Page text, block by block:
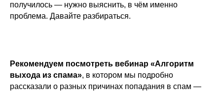
получилось — нужно выяснить, в чём именно
проблема. Давайте разбираться.
Рекомендуем посмотреть вебинар «Алгоритм
выхода из спама», в котором мы подробно
рассказали о разных причинах попадания в спам —